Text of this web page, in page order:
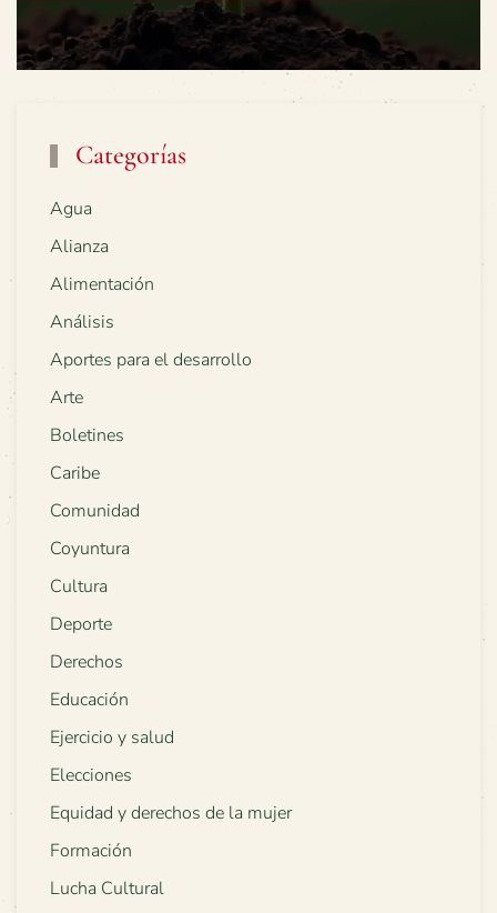
Categorías
Agua
Alianza
Alimentación
Análisis
Aportes para el desarrollo
Arte
Boletines
Caribe
Comunidad
Coyuntura
Cultura
Deporte
Derechos
Educación
Ejercicio y salud
Elecciones
Equidad y derechos de la mujer
Formación
Lucha Cultural